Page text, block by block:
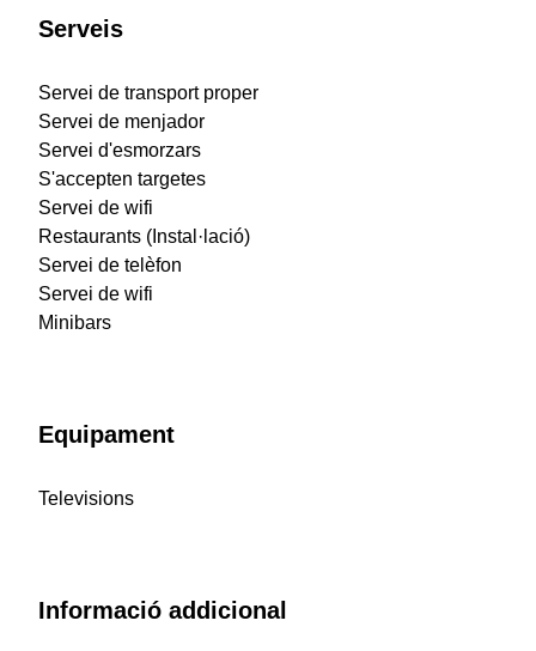
Serveis
Servei de transport proper
Servei de menjador
Servei d'esmorzars
S'accepten targetes
Servei de wifi
Restaurants (Instal·lació)
Servei de telèfon
Servei de wifi
Minibars
Equipament
Televisions
Informació addicional